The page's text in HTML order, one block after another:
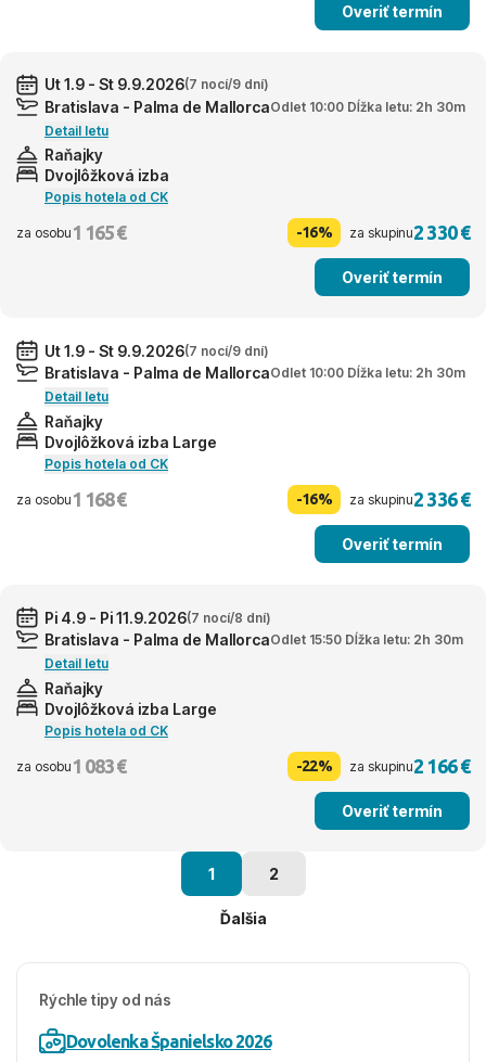
Overiť termín
Ut 1.9 - St 9.9.2026(7 nocí/9 dní)
Bratislava - Palma de MallorcaOdlet 10:00 Dĺžka letu: 2h 30m
Detail letu
Raňajky
Dvojlôžková izba
Popis hotela od CK
za osobu 1 165 € -16% za skupinu2 330 €
Overiť termín
Ut 1.9 - St 9.9.2026(7 nocí/9 dní)
Bratislava - Palma de MallorcaOdlet 10:00 Dĺžka letu: 2h 30m
Detail letu
Raňajky
Dvojlôžková izba Large
Popis hotela od CK
za osobu 1 168 € -16% za skupinu2 336 €
Overiť termín
Pi 4.9 - Pi 11.9.2026(7 nocí/8 dní)
Bratislava - Palma de MallorcaOdlet 15:50 Dĺžka letu: 2h 30m
Detail letu
Raňajky
Dvojlôžková izba Large
Popis hotela od CK
za osobu 1 083 € -22% za skupinu2 166 €
Overiť termín
1 2
Ďalšia
Rýchle tipy od nás
Dovolenka Španielsko 2026